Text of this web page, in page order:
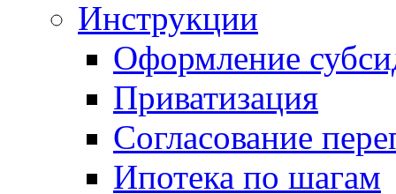
Инструкции
Оформление
Приватизация
Согласование
Ипотека по шагам